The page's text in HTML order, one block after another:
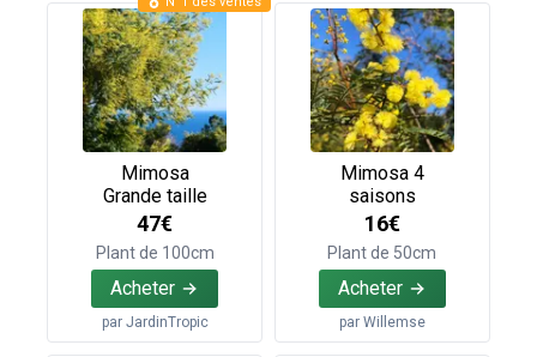
Mimosa
Grande taille
47€
Plant de 100cm
Acheter
par JardinTropic
Mimosa 4
saisons
16€
Plant de 50cm
Acheter
par Willemse